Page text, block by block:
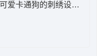
可爱卡通狗的刺绣设计 小马